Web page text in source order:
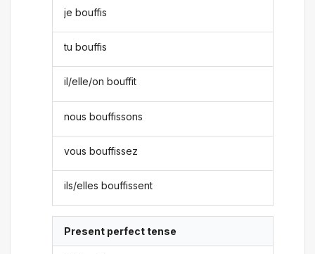
je bouffis
tu bouffis
il/elle/on bouffit
nous bouffissons
vous bouffissez
ils/elles bouffissent
Present perfect tense